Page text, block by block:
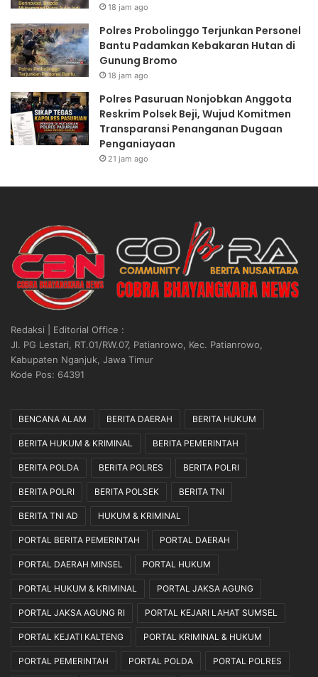
18 jam ago
Polres Probolinggo Terjunkan Personel
Bantu Padamkan Kebakaran Hutan di
Gunung Bromo
18 jam ago
Polres Pasuruan Nonjobkan Anggota
Reskrim Polsek Beji, Wujud Komitmen
Transparansi Penanganan Dugaan
Penganiayaan
21 jam ago
Redaksi | Editorial Office :
Jl. PG Lestari, RT.01/RW.07, Patianrowo, Kec. Patianrowo,
Kabupaten Nganjuk, Jawa Timur
Kode Pos: 64391
BENCANA ALAM BERITA DAERAH BERITA HUKUM
BERITA HUKUM & KRIMINAL BERITA PEMERINTAH
BERITA POLDA BERITA POLRES BERITA POLRI
BERITA POLRI BERITA POLSEK BERITA TNI
BERITA TNI AD HUKUM & KRIMINAL
PORTAL BERITA PEMERINTAH PORTAL DAERAH
PORTAL DAERAH MINSEL PORTAL HUKUM
PORTAL HUKUM & KRIMINAL PORTAL JAKSA AGUNG
PORTAL JAKSA AGUNG RI PORTAL KEJARI LAHAT SUMSEL
PORTAL KEJATI KALTENG PORTAL KRIMINAL & HUKUM
PORTAL PEMERINTAH PORTAL POLDA PORTAL POLRES